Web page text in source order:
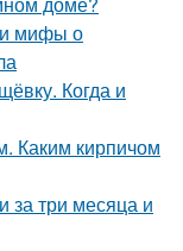
и мифы о
Когда и
Каким кирпичом
за три месяца и